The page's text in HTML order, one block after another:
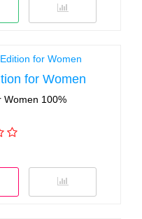
for Women
Women 100%